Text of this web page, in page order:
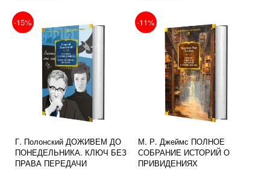
-15%
Г. Полонский ДОЖИВЕМ ДО
ПОНЕДЕЛЬНИКА. КЛЮЧ БЕЗ
ПРАВА ПЕРЕДАЧИ
-11%
М. Р. Джеймс ПОЛНОЕ
СОБРАНИЕ ИСТОРИЙ О
ПРИВИДЕНИЯХ